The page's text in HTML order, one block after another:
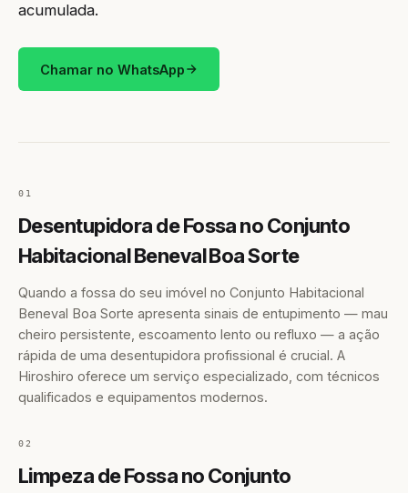
acumulada.
Chamar no WhatsApp
01
Desentupidora de Fossa no Conjunto
Habitacional Beneval Boa Sorte
Quando a fossa do seu imóvel no Conjunto Habitacional
Beneval Boa Sorte apresenta sinais de entupimento — mau
cheiro persistente, escoamento lento ou refluxo — a ação
rápida de uma desentupidora profissional é crucial. A
Hiroshiro oferece um serviço especializado, com técnicos
qualificados e equipamentos modernos.
02
Limpeza de Fossa no Conjunto